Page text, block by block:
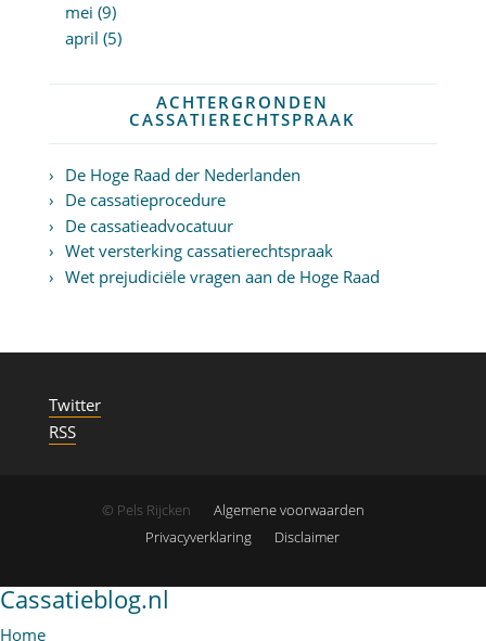
mei (9)
april (5)
ACHTERGRONDEN
CASSATIERECHTSPRAAK
De Hoge Raad der Nederlanden
De cassatieprocedure
De cassatieadvocatuur
Wet versterking cassatierechtspraak
Wet prejudiciële vragen aan de Hoge Raad
Twitter
RSS
© Pels Rijcken
Algemene voorwaarden
Privacyverklaring
Disclaimer
Cassatieblog.nl
Home